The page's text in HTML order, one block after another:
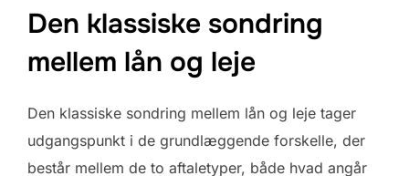
Den klassiske sondring
mellem lån og leje
Den klassiske sondring mellem lån og leje tager
udgangspunkt i de grundlæggende forskelle, der
består mellem de to aftaletyper, både hvad angår